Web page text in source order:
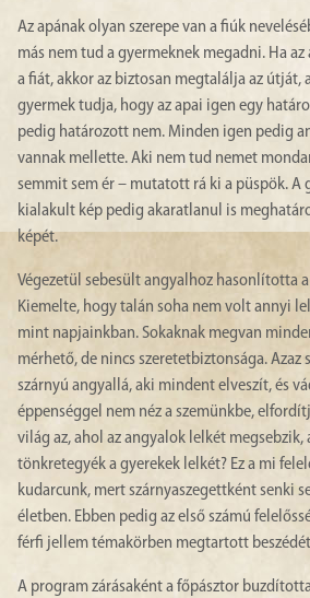
Az apának olyan szerepe van a fiúk
más nem tud a gyermeknek megadni. Ha
a fiát, akkor az biztosan megtalálja az útját,
gyermek tudja, hogy az apai igen egy
pedig határozott nem. Minden igen pedig
vannak mellette. Aki nem tud nemet
semmit sem ér – mutatott rá ki a püspök. A
kialakult kép pedig akaratlanul is
képét.
Végezetül sebesült angyalhoz hasonlította
Kiemelte, hogy talán soha nem volt annyi
mint napjainkban. Sokaknak megvan
mérhető, de nincs szeretetbiztonsága. Azaz
szárnyú angyallá, aki mindent elveszít, és
éppenséggel nem néz a szemünkbe,
világ az, ahol az angyalok lelkét
tönkretegyék a gyerekek lelkét? Ez a mi
kudarcunk, mert szárnyaszegettként senki
életben. Ebben pedig az első számú
férfi jellem témakörben megtartott
A program zárásaként a főpásztor